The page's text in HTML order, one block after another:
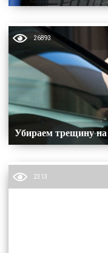
26893
Убираем трещину на
2313